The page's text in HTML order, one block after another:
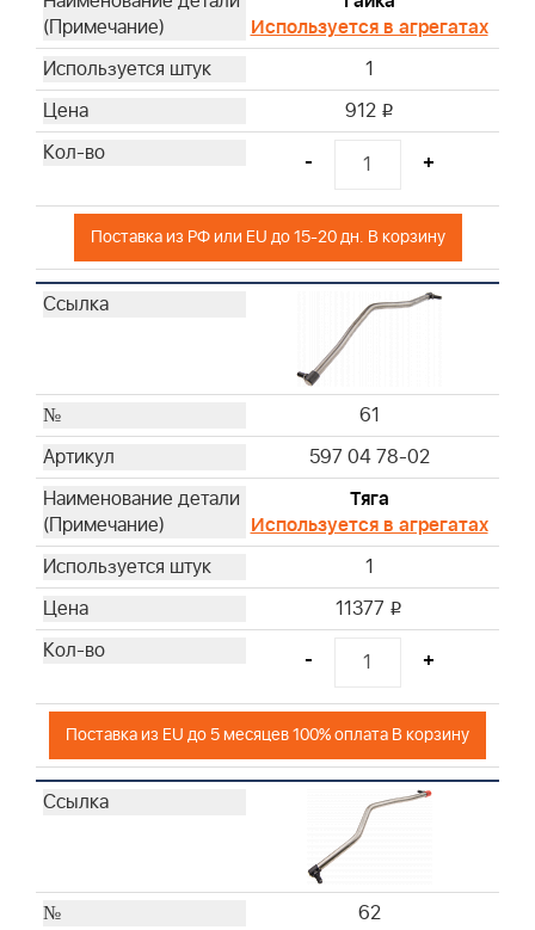
Используется в агрегатах
1
912 i
- +
Поставка из РФ или EU до 15-20 дн. В корзину
61
597 04 78-02
Тяга
Используется в агрегатах
1
11377 i
- +
Поставка из EU до 5 месяцев 100% оплата В корзину
62